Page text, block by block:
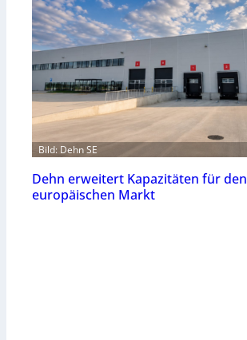
Bild: Dehn SE
Dehn erweitert Kapazitäten für den
europäischen Markt